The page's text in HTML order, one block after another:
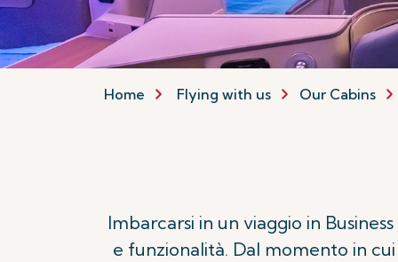
Home Flying with us Our Cabins
Imbarcarsi in un viaggio in
e funzionalità. Dal momento in